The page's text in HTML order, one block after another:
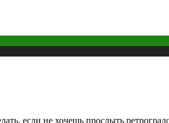
если не хочешь прослыть